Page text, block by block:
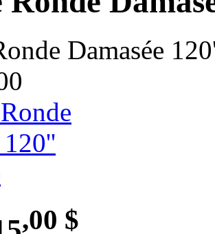
Damasée
,00 $